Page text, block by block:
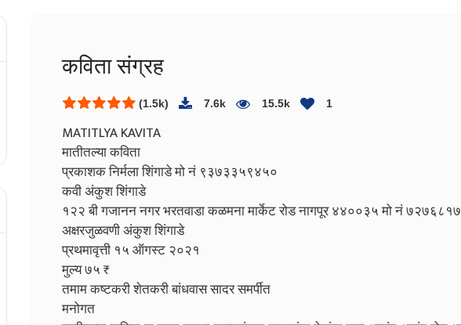
कविता संग्रह
(1.5k) 7.6k 15.5k 1
MATITLYA KAVITA
मातीतल्या कविता
प्रकाशक निर्मला शिंगाडे मो नं ९३७३३५९४५०
कवी अंकुश शिंगाडे
१२२ बी गजानन नगर भरतवाडा कळमना मार्केट रोड नागपूर ४४००३५ मो नं
अक्षरजुळवणी अंकुश शिंगाडे
प्रथमावृत्ती १५ ऑगस्ट २०२१
मुल्य ७५ ₹
तमाम कष्टकरी शेतकरी बांधवास सादर समर्पीत
मनोगत